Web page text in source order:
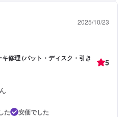
2025/10/23
修理 (パット・ディスク・引き
5
た
安価でした